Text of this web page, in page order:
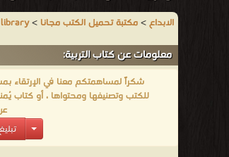
الابداع>مكتبة تحميل الكتب مجانا >
معلومات عن كتاب التربية:
شكراً لمساهمتكم معنا في الإرتقاء
للكتب وتصنيفها ومحتواها ، أو كتاب